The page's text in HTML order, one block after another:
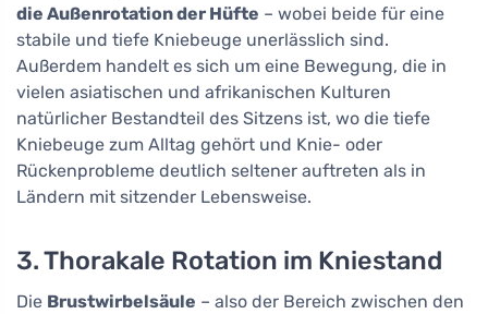
die Außenrotation der Hüfte – wobei beide für eine
stabile und tiefe Kniebeuge unerlässlich sind.
Außerdem handelt es sich um eine Bewegung, die in
vielen asiatischen und afrikanischen Kulturen
natürlicher Bestandteil des Sitzens ist, wo die tiefe
Kniebeuge zum Alltag gehört und Knie- oder
Rückenprobleme deutlich seltener auftreten als in
Ländern mit sitzender Lebensweise.
3. Thorakale Rotation im Kniestand
Die Brustwirbelsäule – also der Bereich zwischen den